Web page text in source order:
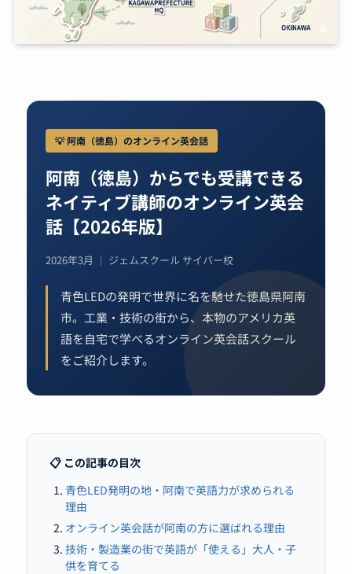
💡 阿南（徳島）のオンライン英会話
阿南（徳島）からでも受講できる
ネイティブ講師のオンライン英会
話【2026年版】
2026年3月 ｜ ジェムスクール サイバー校
青色LEDの発明で世界に名を馳せた徳島県阿南
市。工業・技術の街から、本物のアメリカ英
語を自宅で学べるオンライン英会話スクール
をご紹介します。
📋 この記事の目次
青色LED発明の地・阿南で英語力が求められる
理由
オンライン英会話が阿南の方に選ばれる理由
技術・製造業の街で英語が「使える」大人・子
供を育てる